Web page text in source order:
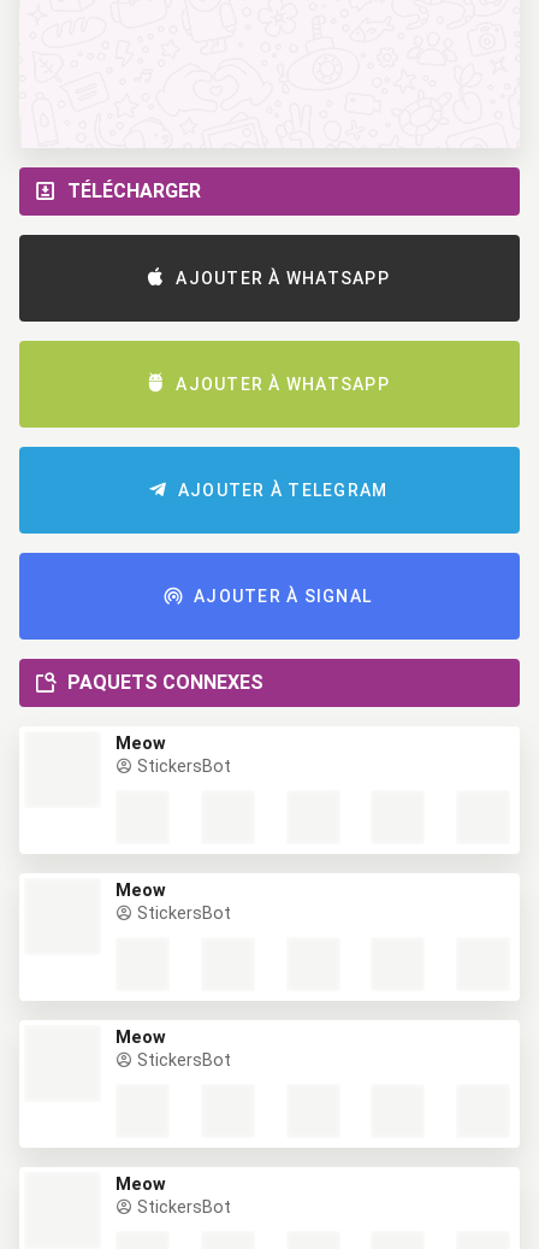
TÉLÉCHARGER
AJOUTER À WHATSAPP
AJOUTER À WHATSAPP
AJOUTER À TELEGRAM
AJOUTER À SIGNAL
PAQUETS CONNEXES
Meow
StickersBot
Meow
StickersBot
Meow
StickersBot
Meow
StickersBot